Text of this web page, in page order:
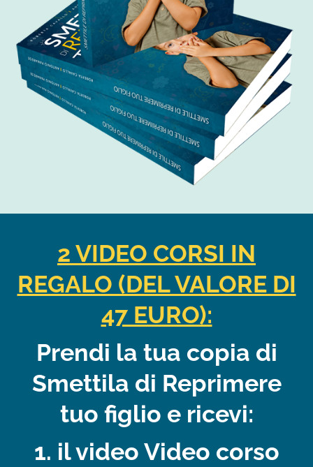
2 VIDEO CORSI IN
REGALO (DEL VALORE DI
47 EURO):
Prendi la tua copia di
Smettila di Reprimere
tuo figlio e ricevi:
1. il video Video corso